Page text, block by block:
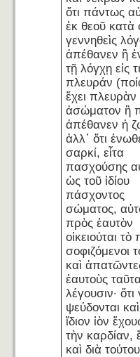
ὅτι πάντως
ἐκ θεοῦ κατὰ
γεννηθεὶς
ἀπέθανεν ἢ
τῇ λόγχῃ εἰς
πλευράν
ἔχει πλευρὰν
ἀσώματον ἢ
ἀπέθανεν ἡ
ἀλλ᾽ ὅτι
σαρκί, εἶτα
πασχούσης
ὡς τοῦ ἰδίου
πάσχοντος
σώματος,
πρὸς ἑαυτὸν
οἰκειούται
σοφιζόμενοι
καὶ
ἑαυτοὺς
λέγουσιν·
ψεύδονται
ἴδιον ἰὸν
τὴν καρδίαν,
καὶ διὰ